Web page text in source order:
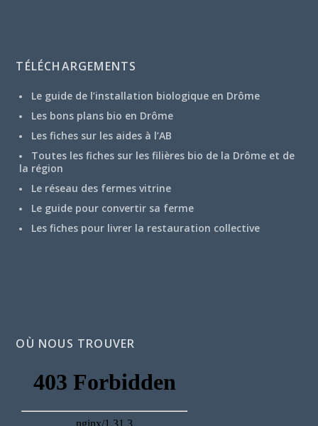
TÉLÉCHARGEMENTS
Le guide de l’installation biologique en Drôme
Les bons plans bio en Drôme
Les fiches sur les aides à l’AB
Toutes les fiches sur les filières bio de la Drôme et de
la région
Le réseau des fermes vitrine
Le guide pour convertir sa ferme
Les fiches pour livrer la restauration collective
OÙ NOUS TROUVER